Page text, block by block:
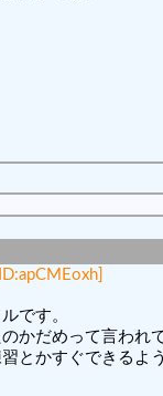
[ID:apCMEoxh]
です。
かだめって言われ
とかすぐできるよ